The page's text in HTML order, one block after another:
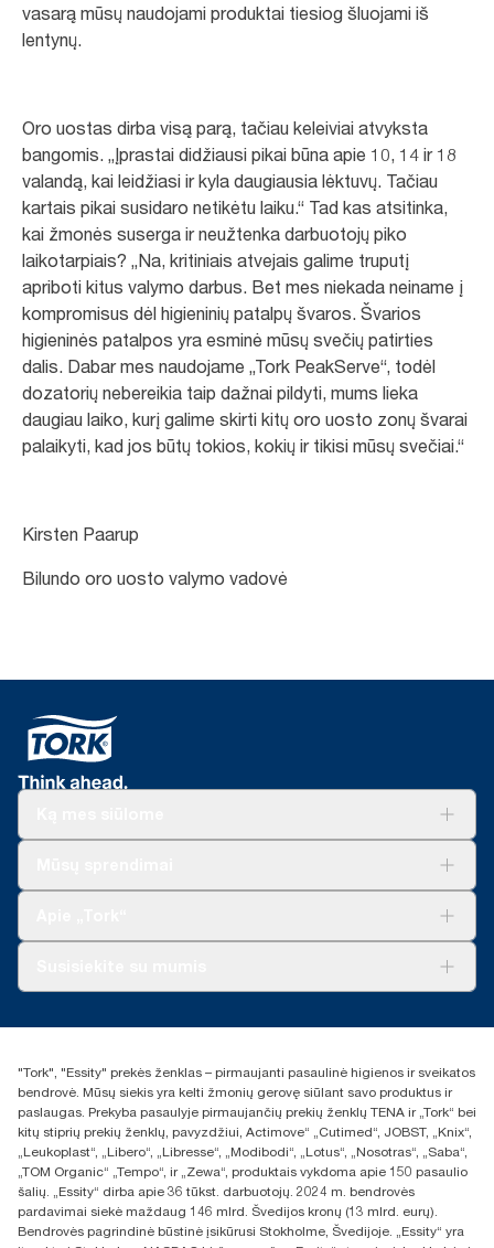
vasarą mūsų naudojami produktai tiesiog šluojami iš
lentynų.
Oro uostas dirba visą parą, tačiau keleiviai atvyksta
bangomis. „Įprastai didžiausi pikai būna apie 10, 14 ir 18
valandą, kai leidžiasi ir kyla daugiausia lėktuvų. Tačiau
kartais pikai susidaro netikėtu laiku.“ Tad kas atsitinka,
kai žmonės suserga ir neužtenka darbuotojų piko
laikotarpiais? „Na, kritiniais atvejais galime truputį
apriboti kitus valymo darbus. Bet mes niekada neiname į
kompromisus dėl higieninių patalpų švaros. Švarios
higieninės patalpos yra esminė mūsų svečių patirties
dalis. Dabar mes naudojame „Tork PeakServe“, todėl
dozatorių nebereikia taip dažnai pildyti, mums lieka
daugiau laiko, kurį galime skirti kitų oro uosto zonų švarai
palaikyti, kad jos būtų tokios, kokių ir tikisi mūsų svečiai.“
Kirsten Paarup
Bilundo oro uosto valymo vadovė
+370 5 268 3455
UAB Essity Lithuania
Naugarduko g. 98
LT-03160 Vilnius, Lietuva
"Tork", "Essity" prekės ženklas – pirmaujanti pasaulinė higienos ir sveikatos
bendrovė. Mūsų siekis yra kelti žmonių gerovę siūlant savo produktus ir
paslaugas. Prekyba pasaulyje pirmaujančių prekių ženklų TENA ir „Tork“ bei
kitų stiprių prekių ženklų, pavyzdžiui, Actimove“ „Cutimed“, JOBST, „Knix“,
„Leukoplast“, „Libero“, „Libresse“, „Modibodi“, „Lotus“, „Nosotras“, „Saba“,
„TOM Organic“ „Tempo“, ir „Zewa“, produktais vykdoma apie 150 pasaulio
šalių. „Essity“ dirba apie 36 tūkst. darbuotojų. 2024 m. bendrovės
pardavimai siekė maždaug 146 mlrd. Švedijos kronų (13 mlrd. eurų).
Bendrovės pagrindinė būstinė įsikūrusi Stokholme, Švedijoje. „Essity“ yra